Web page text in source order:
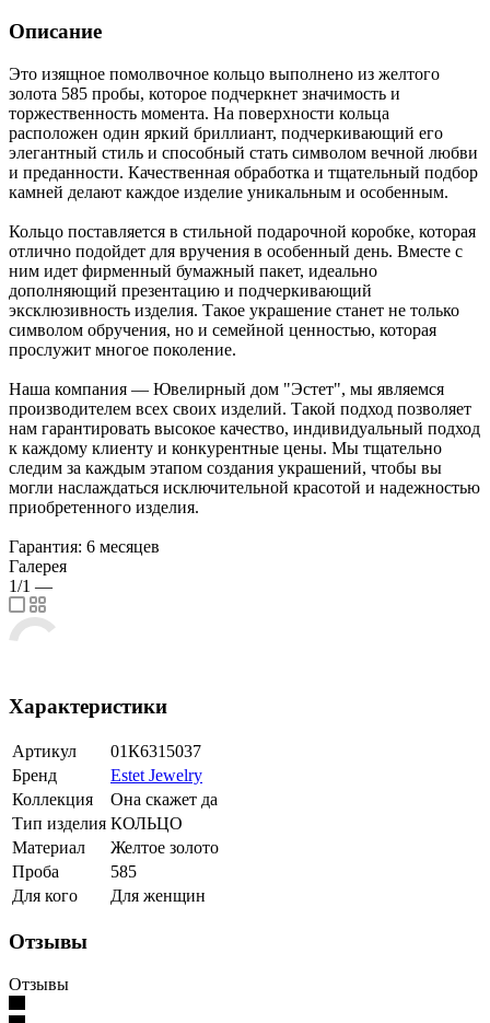
Описание
Это изящное помолвочное кольцо выполнено из желтого
золота 585 пробы, которое подчеркнет значимость и
торжественность момента. На поверхности кольца
расположен один яркий бриллиант, подчеркивающий его
элегантный стиль и способный стать символом вечной любви
и преданности. Качественная обработка и тщательный подбор
камней делают каждое изделие уникальным и особенным.
Кольцо поставляется в стильной подарочной коробке, которая
отлично подойдет для вручения в особенный день. Вместе с
ним идет фирменный бумажный пакет, идеально
дополняющий презентацию и подчеркивающий
эксклюзивность изделия. Такое украшение станет не только
символом обручения, но и семейной ценностью, которая
прослужит многое поколение.
Наша компания — Ювелирный дом "Эстет", мы являемся
производителем всех своих изделий. Такой подход позволяет
нам гарантировать высокое качество, индивидуальный подход
к каждому клиенту и конкурентные цены. Мы тщательно
следим за каждым этапом создания украшений, чтобы вы
могли наслаждаться исключительной красотой и надежностью
приобретенного изделия.
Гарантия: 6 месяцев
Галерея
1/1 —
Характеристики
Артикул
01К6315037
Бренд
Estet Jewelry
Коллекция
Она скажет да
Тип изделия КОЛЬЦО
Материал
Желтое золото
Проба
585
Для кого
Для женщин
Отзывы
Отзывы